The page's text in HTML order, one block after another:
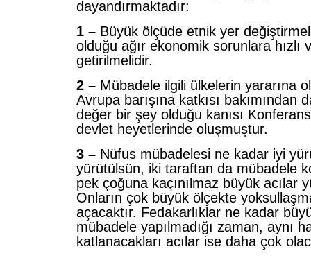
dayandırmaktadır:
1 – Büyük ölçüde etnik yer
olduğu ağır ekonomik sorunlara hızlı
getirilmelidir.
2 – Mübadele ilgili ülkelerin yararına
Avrupa barışına katkısı bakımından
değer bir şey olduğu kanısı
devlet heyetlerinde oluşmuştur.
3 – Nüfus mübadelesi ne kadar iyi
yürütülsün, iki taraftan da mübadele
pek çoğuna kaçınılmaz büyük acılar
Onların çok büyük ölçekte
açacaktır. Fedakarlıklar ne kadar
mübadele yapılmadığı zaman, aynı
katlanacakları acılar ise daha çok